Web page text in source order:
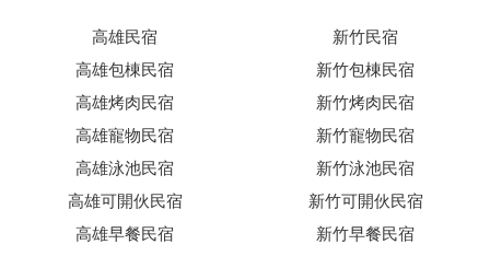
高雄民宿
高雄包棟民宿
高雄烤肉民宿
高雄寵物民宿
高雄泳池民宿
高雄可開伙民宿
高雄早餐民宿
新竹民宿
新竹包棟民宿
新竹烤肉民宿
新竹寵物民宿
新竹泳池民宿
新竹可開伙民宿
新竹早餐民宿